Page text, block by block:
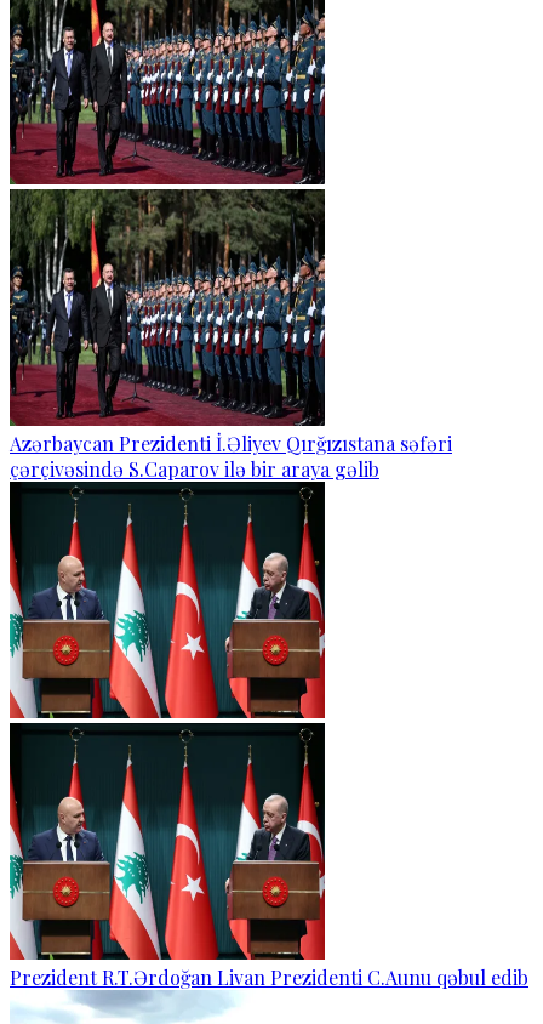
Azərbaycan Prezidenti İ.Əliyev Qırğızıstana səfəri
çərçivəsində S.Caparov ilə bir araya gəlib
Prezident R.T.Ərdoğan Livan Prezidenti C.Aunu qəbul edib